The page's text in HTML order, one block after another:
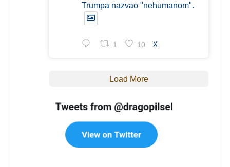
Trumpa nazvao "nehumanom".
1 10 X
Load More